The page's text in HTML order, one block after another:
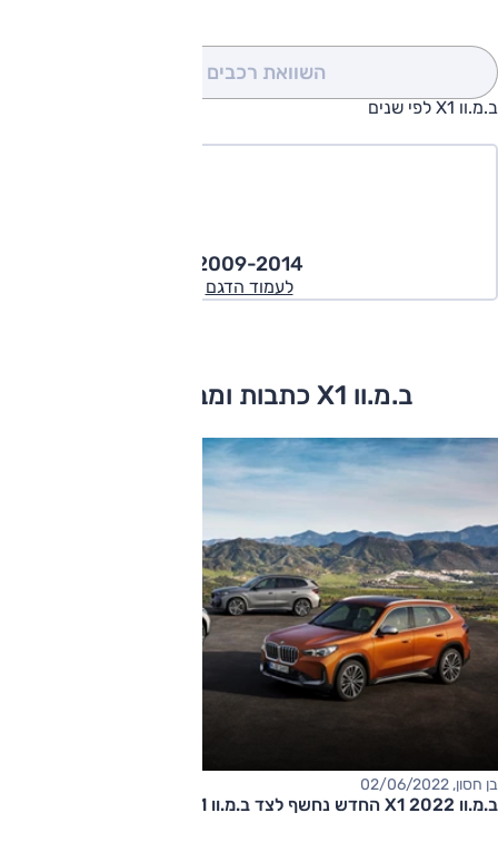
השוואת רכבים
ב.מ.וו X1 לפי שנים
2009-2014
לעמוד הדגם
ב.מ.וו X1 כתבות ומבחני דרכים
בן חסון, 02/06/2022
ב.מ.וו X1 2022 החדש נחשף לצד ב.מ.וו iX1 החשמלי